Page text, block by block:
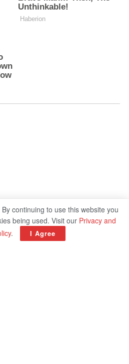
continuing to use this website you
being used. Visit our Privacy and
. I Agree